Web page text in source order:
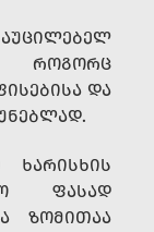
ᲠᲝᲒᲝᲠᲪ
ᲓᲐ
ᲮᲐᲠᲘᲡᲮᲘᲡ
ᲤᲐᲡᲐᲓ
ᲖᲝᲛᲘᲗᲐᲐ